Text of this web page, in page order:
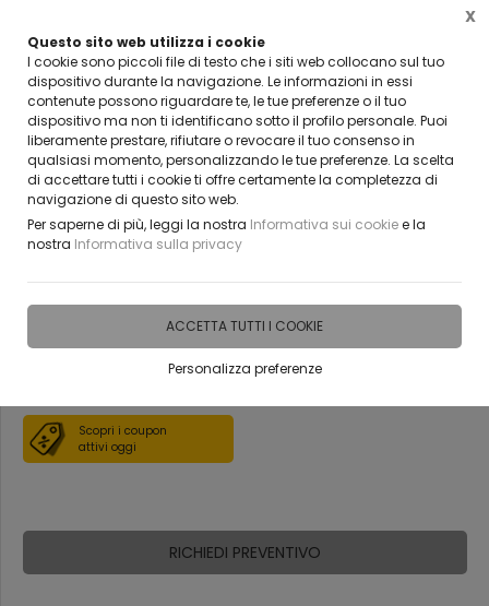
Questo sito web utilizza i cookie
I cookie sono piccoli file di testo che i siti web collocano sul tuo
dispositivo durante la navigazione. Le informazioni in essi
contenute possono riguardare te, le tue preferenze o il tuo
dispositivo ma non ti identificano sotto il profilo personale. Puoi
liberamente prestare, rifiutare o revocare il tuo consenso in
qualsiasi momento, personalizzando le tue preferenze. La scelta
di accettare tutti i cookie ti offre certamente la completezza di
navigazione di questo sito web.
Per saperne di più, leggi la nostra Informativa sui cookiee la
nostra Informativa sulla privacy
ACCETTA TUTTI I COOKIE
Personalizza preferenze
X
VUOI DIVENTARE UN NOSTRO RIVENDITORE?
CONTATTACI
Home Vetreria Parapetti
Parapetto in vetro stratificato
accessori BELLINVETRO 21
DISPONIBILE IN 15 GIORNI
Scopri i coupon
attivi oggi
RICHIEDI PREVENTIVO